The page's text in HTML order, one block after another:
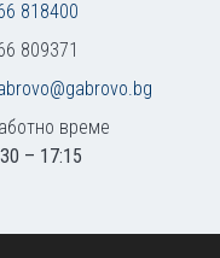
818400
809371
време
– 17:15